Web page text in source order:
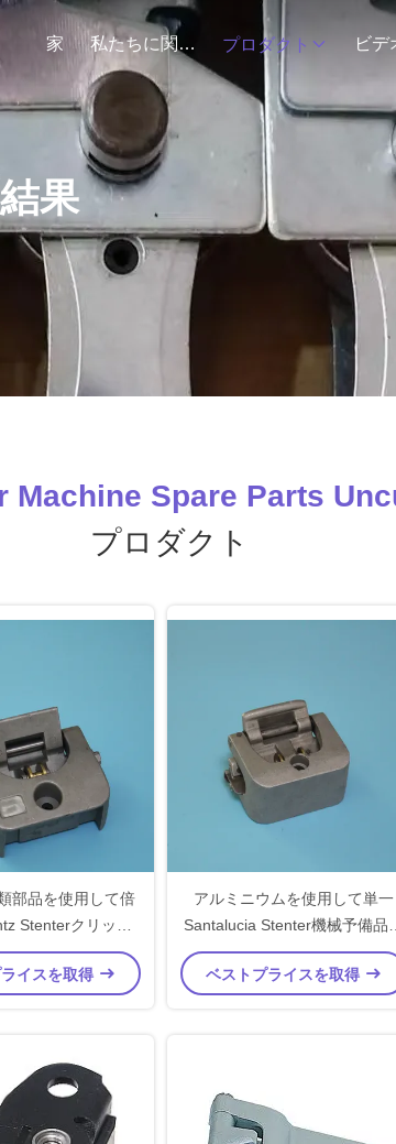
家 私たちに関しては プロダクト ビデ
果
Machine Spare Parts
プロダクト
部品を使用して倍
Stenterクリップ
機械予備品
イスを取得
アルミニウムを使用して単一
Santalucia Stenter機械予備品の
Stenterクリップ
ベストプライスを取得